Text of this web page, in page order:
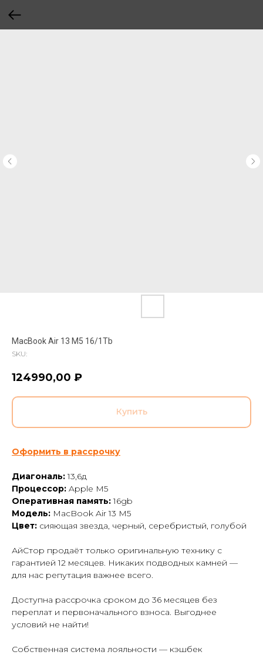
MacBook Air 13 M5 16/1Tb
SKU:
124990,00 ₽
Купить
Оформить в рассрочку
Диагональ:13,6д
Процессор: Apple M5
Оперативная память:16gb
Модель: MacBook Air 13 M5
Цвет: сияющая звезда, черный, серебристый, голубой
АйСтор продаёт только оригинальную технику с
гарантией 12 месяцев. Никаких подводных камней —
для нас репутация важнее всего.
Доступна рассрочка сроком до 36 месяцев без
переплат и первоначального взноса. Выгоднее
условий не найти!
Собственная система лояльности — кэшбек